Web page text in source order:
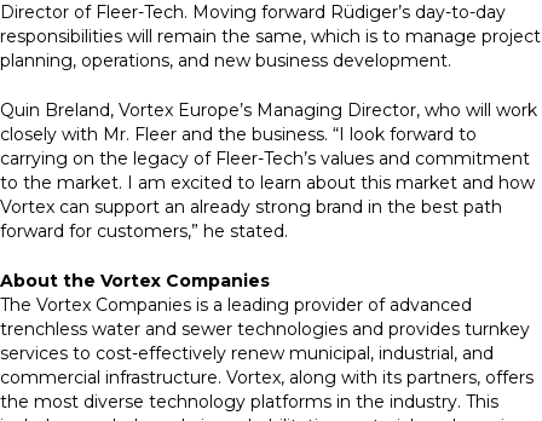
Director of Fleer-Tech. Moving forward Rüdiger’s day-to-day
responsibilities will remain the same, which is to manage project
planning, operations, and new business development.
Quin Breland, Vortex Europe’s Managing Director, who will work
closely with Mr. Fleer and the business. “I look forward to
carrying on the legacy of Fleer-Tech’s values and commitment
to the market. I am excited to learn about this market and how
Vortex can support an already strong brand in the best path
forward for customers,” he stated.
About the Vortex Companies
The Vortex Companies is a leading provider of advanced
trenchless water and sewer technologies and provides turnkey
services to cost-effectively renew municipal, industrial, and
commercial infrastructure. Vortex, along with its partners, offers
the most diverse technology platforms in the industry. This